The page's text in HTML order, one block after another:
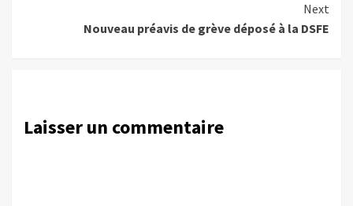
Next
Nouveau préavis de grève déposé à la DSFE
Laisser un commentaire